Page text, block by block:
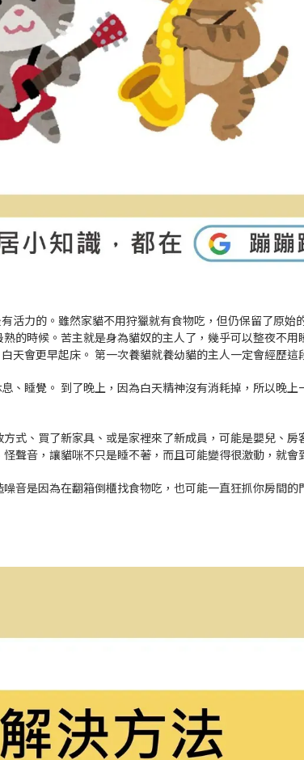
活力的。雖然家貓不用狩獵就有食物吃，但仍保留了原始
的時候。苦主就是身為貓奴的主人了，幾乎可以整夜不
天會更早起床。 第一次養貓就養幼貓的主人一定會經歷這
、睡覺。 到了晚上，因為白天精神沒有消耗掉，所以晚
式、買了新家具、或是家裡來了新成員，可能是嬰兒、
聲音，讓貓咪不只是睡不著，而且可能變得很激動，就會
音是因為在翻箱倒櫃找食物吃，也可能一直狂抓你房間的